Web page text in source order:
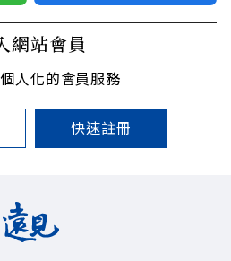
網站會員
人化的會員服務
快速註冊